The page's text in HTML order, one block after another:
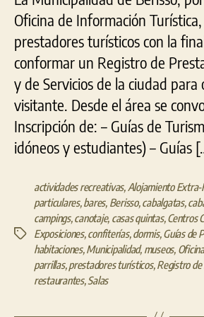
Oficina de Información
prestadores turísticos con la
conformar un Registro de
y de Servicios de la ciudad para
visitante. Desde el área se
Inscripción de: – Guías de
idóneos y estudiantes) – Guías
Etiquetas
actividades recreativas, Alojamiento
particulares,bares, Berisso,cabalgatas,
campings,canotaje, casas quintas,Centros
Exposiciones,confiterías,dormis,Guías de
habitaciones,Municipalidad, museos,
parrillas,prestadores turísticos,Registro
restaurantes,Salas